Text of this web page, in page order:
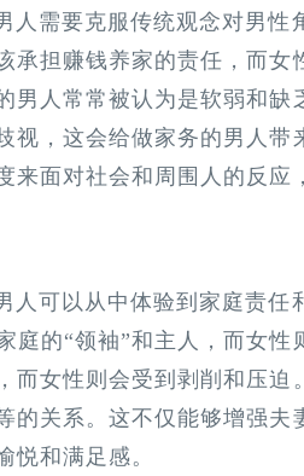
人需要克服传统观念对男
承担赚钱养家的责任，而
男人常常被认为是软弱和
视，这会给做家务的男人
来面对社会和周围人的反应
人可以从中体验到家庭责
庭的“领袖”和主人，而女
而女性则会受到剥削和压
的关系。这不仅能够增强
悦和满足感。